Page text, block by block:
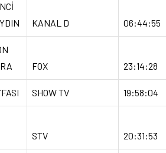
KANAL D 06:44:55
FOX 23:14:28
SHOW TV 19:58:04
STV 20:31:53